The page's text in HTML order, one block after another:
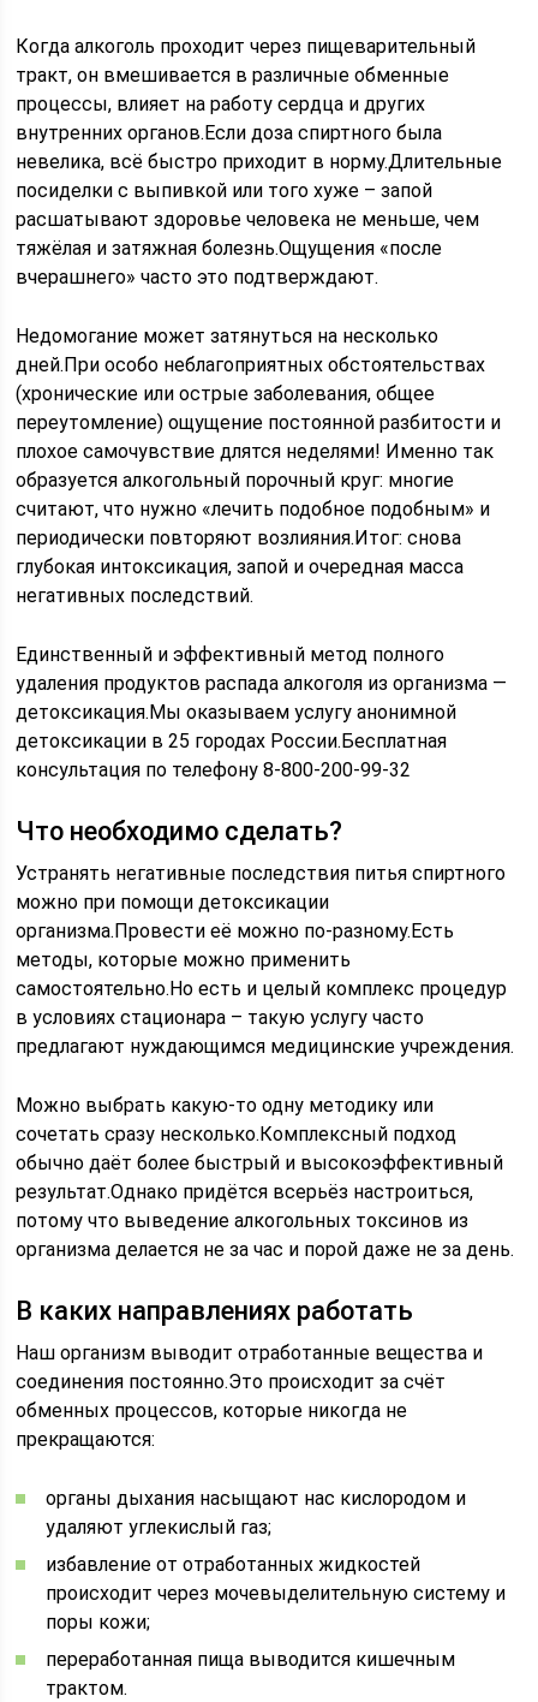
Когда алкоголь проходит через пищеварительный
тракт, он вмешивается в различные обменные
процессы, влияет на работу сердца и других
внутренних органов.Если доза спиртного была
невелика, всё быстро приходит в норму.Длительные
посиделки с выпивкой или того хуже – запой
расшатывают здоровье человека не меньше, чем
тяжёлая и затяжная болезнь.Ощущения «после
вчерашнего» часто это подтверждают.
Недомогание может затянуться на несколько
дней.При особо неблагоприятных обстоятельствах
(хронические или острые заболевания, общее
переутомление) ощущение постоянной разбитости и
плохое самочувствие длятся неделями! Именно так
образуется алкогольный порочный круг: многие
считают, что нужно «лечить подобное подобным» и
периодически повторяют возлияния.Итог: снова
глубокая интоксикация, запой и очередная масса
негативных последствий.
Единственный и эффективный метод полного
удаления продуктов распада алкоголя из организма —
детоксикация.Мы оказываем услугу анонимной
детоксикации в 25 городах России.Бесплатная
консультация по телефону 8-800-200-99-32
Что необходимо сделать?
Устранять негативные последствия питья спиртного
можно при помощи детоксикации
организма.Провести её можно по-разному.Есть
методы, которые можно применить
самостоятельно.Но есть и целый комплекс процедур
в условиях стационара – такую услугу часто
предлагают нуждающимся медицинские учреждения.
Можно выбрать какую-то одну методику или
сочетать сразу несколько.Комплексный подход
обычно даёт более быстрый и высокоэффективный
результат.Однако придётся всерьёз настроиться,
потому что выведение алкогольных токсинов из
организма делается не за час и порой даже не за день.
В каких направлениях работать
Наш организм выводит отработанные вещества и
соединения постоянно.Это происходит за счёт
обменных процессов, которые никогда не
прекращаются:
органы дыхания насыщают нас кислородом и
удаляют углекислый газ;
избавление от отработанных жидкостей
происходит через мочевыделительную систему и
поры кожи;
переработанная пища выводится кишечным
трактом.